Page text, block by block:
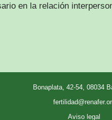
en la relación
Bonaplata, 42-54, 08034
Aviso legal